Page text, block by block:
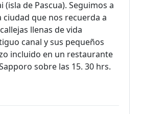
(isla de Pascua). Seguimos a
ciudad que nos recuerda a
llenas de vida
canal y sus pequeños
incluido en un restaurante
sobre las 15. 30 hrs.